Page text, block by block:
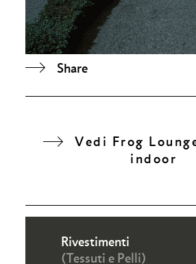
Share
Vedi Frog
indoor
Rivestimenti
(Tessuti e Pelli)